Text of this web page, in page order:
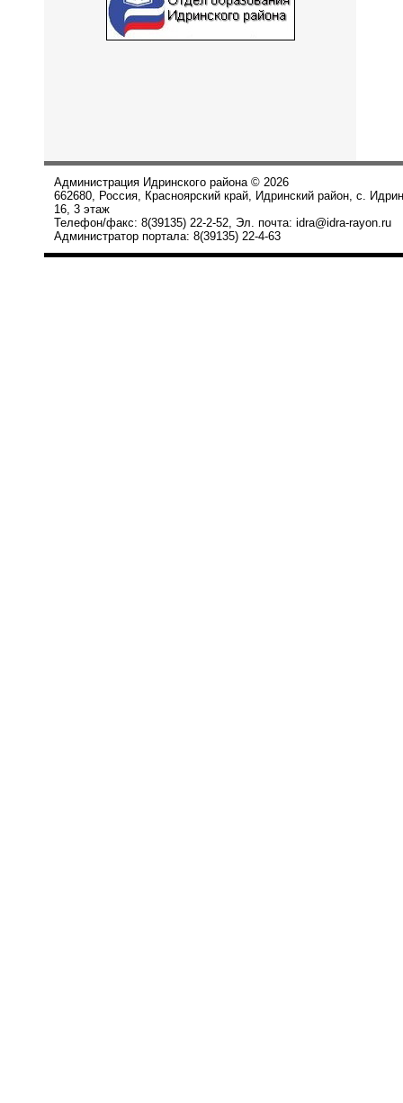
Администрация Идринского района © 2026
662680, Россия, Красноярский край, Идринский район, с.
16, 3 этаж
Телефон/факс: 8(39135) 22-2-52, Эл. почта: idra@idra-rayon.ru
Администратор портала: 8(39135) 22-4-63